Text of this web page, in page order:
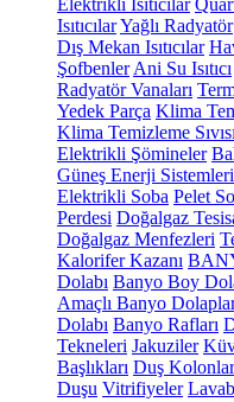
Elektrikli Isıtıcılar
IsıtıcılarYağlı Radyatör
Dış Mekan Isıtıcılar
Şofbenler Ani Su Isıtıcı
Radyatör Vanaları
Yedek Parça Klima
Klima Temizleme Sıvısı
Elektrikli Şömineler
Güneş Enerji Sistemleri
Elektrikli Soba Pelet
Perdesi Doğalgaz
Doğalgaz Menfezleri
Kalorifer Kazanı
Dolabı Banyo Boy
Amaçlı Banyo
Dolabı Banyo Rafları
Tekneleri Jakuziler
Başlıkları Duş
Duşu Vitrifiyeler